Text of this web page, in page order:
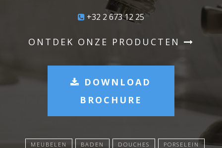
+32 2 673 12 25
ONTDEK ONZE PRODUCTEN
DOWNLOAD
BROCHURE
MEUBELEN BADEN DOUCHES PORSELEIN